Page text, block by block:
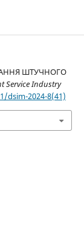
ШТУЧНОГО
Service Industry
dsim-2024-8(41)